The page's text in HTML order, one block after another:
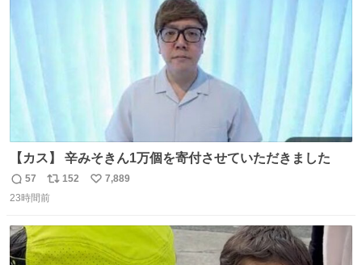
【カス】 辛みそきん1万個を寄付させていただきました
返
信
57
リ
ポ
ト
数
152
い
数
7,889
23時間前